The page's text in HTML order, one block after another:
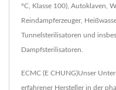
°C, Klasse 100), Autoklaven,
Reindampferzeuger,
Tunnelsterilisatoren und
Dampfsterilisatoren.
ECMC (E CHUNG)Unser
erfahrener Hersteller in der